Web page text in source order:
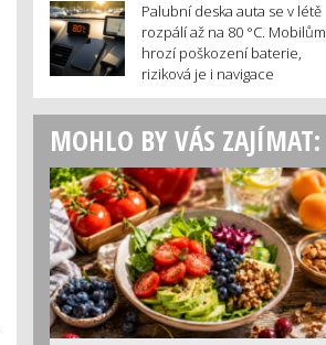
Palubní deska auta se v létě
rozpálí až na 80 °C. Mobilům
hrozí poškození baterie,
riziková je i navigace
MOHLO BY VÁS ZAJÍMAT: